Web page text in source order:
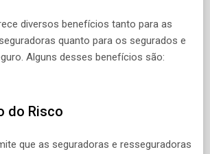
diversos benefícios tanto para as
quanto para os segurados e
Alguns desses benefícios são:
do Risco
que as seguradoras e resseguradoras